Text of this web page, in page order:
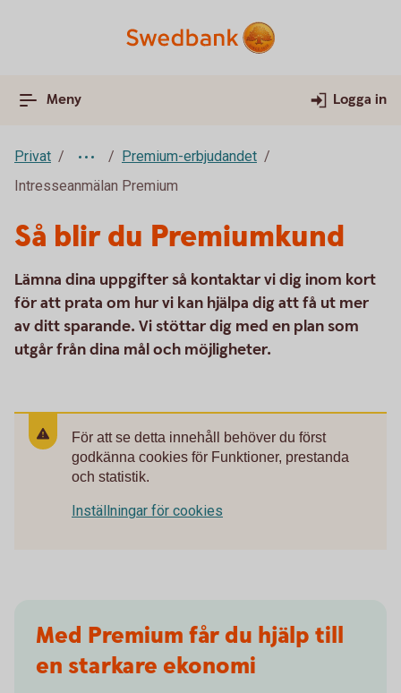
Meny Logga in
Privat
Premium-erbjudandet
Intresseanmälan Premium
Så blir du Premiumkund
Lämna dina uppgifter så kontaktar vi dig inom kort
för att prata om hur vi kan hjälpa dig att få ut mer
av ditt sparande. Vi stöttar dig med en plan som
utgår från dina mål och möjligheter.
För att se detta innehåll behöver du först
godkänna cookies för Funktioner, prestanda
och statistik.
Inställningar för cookies
Med Premium får du hjälp till
en starkare ekonomi